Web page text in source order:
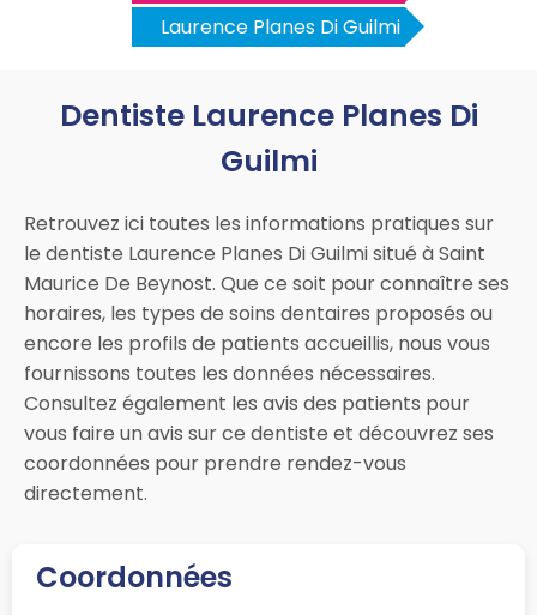
Laurence Planes Di Guilmi
Dentiste Laurence Planes Di
Guilmi
Retrouvez ici toutes les informations pratiques sur
le dentiste Laurence Planes Di Guilmi situé à Saint
Maurice De Beynost. Que ce soit pour connaître ses
horaires, les types de soins dentaires proposés ou
encore les profils de patients accueillis, nous vous
fournissons toutes les données nécessaires.
Consultez également les avis des patients pour
vous faire un avis sur ce dentiste et découvrez ses
coordonnées pour prendre rendez-vous
directement.
Coordonnées